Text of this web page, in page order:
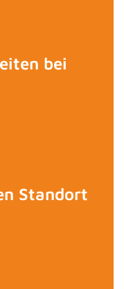
bei
Standort